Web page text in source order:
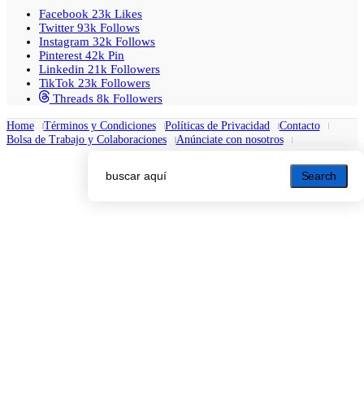
Search
Search
Facebook 23k Likes
Twitter 93k Follows
Instagram 32k Follows
Pinterest 42k Pin
Linkedin 21k Followers
TikTok 23k Followers
Threads 8k Followers
Home Términos y Condiciones Políticas de Privacidad
Contacto
Bolsa de Trabajo y Colaboraciones
Anúnciate con nosotros